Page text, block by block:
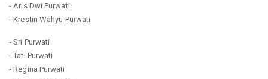
- Aris Dwi Purwati
- Krestin Wahyu Purwati
- Sri Purwati
- Tati Purwati
- Regina Purwati